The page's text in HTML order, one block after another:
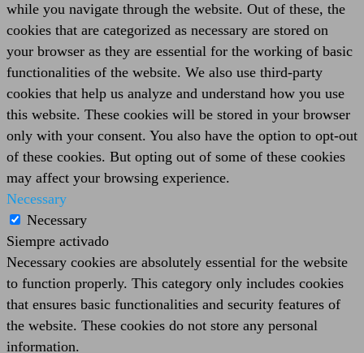
while you navigate through the website. Out of these, the
cookies that are categorized as necessary are stored on
your browser as they are essential for the working of basic
functionalities of the website. We also use third-party
cookies that help us analyze and understand how you use
this website. These cookies will be stored in your browser
only with your consent. You also have the option to opt-out
of these cookies. But opting out of some of these cookies
may affect your browsing experience.
Necessary
Necessary
Siempre activado
Necessary cookies are absolutely essential for the website
to function properly. This category only includes cookies
that ensures basic functionalities and security features of
the website. These cookies do not store any personal
information.